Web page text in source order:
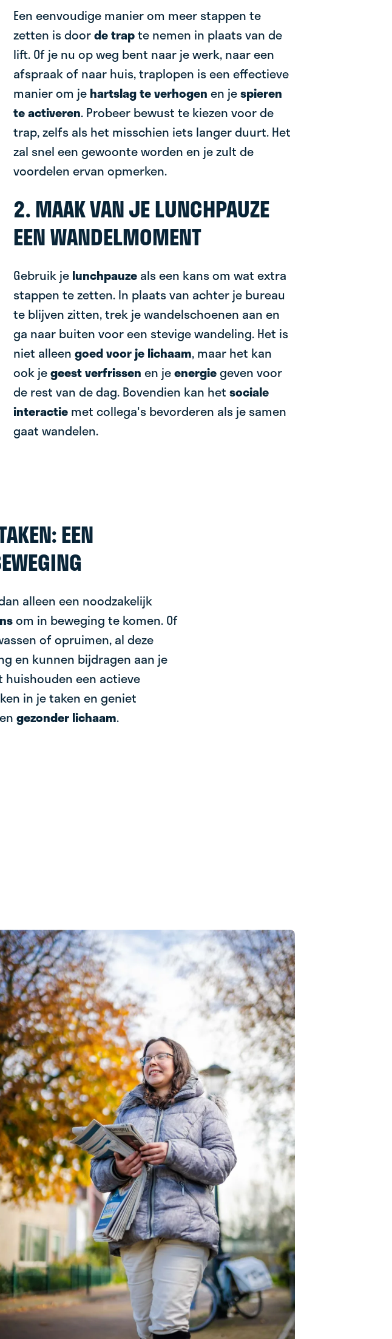
Een eenvoudige manier om meer stappen te
zetten is doorde trapte nemen in plaats van de
lift. Of je nu op weg bent naar je werk, naar een
afspraak of naar huis, traplopen is een effectieve
manier om jehartslag te verhogen en jespieren
te activeren. Probeer bewust te kiezen voor de
trap, zelfs als het misschien iets langer duurt. Het
zal snel een gewoonte worden en je zult de
voordelen ervan opmerken.
2. MAAK VAN JE LUNCHPAUZE
EEN WANDELMOMENT
Gebruik je lunchpauzeals een kans om wat extra
stappen te zetten. In plaats van achter je bureau
te blijven zitten, trek je wandelschoenen aan en
ga naar buiten voor een stevige wandeling. Het is
niet alleen goed voor je lichaam, maar het kan
ook jegeest verfrissen en jeenergiegeven voor
de rest van de dag. Bovendien kan het sociale
interactie met collega's bevorderen als je samen
gaat wandelen.
EEN
alleen een noodzakelijk
om in beweging te komen. Of
of opruimen, al deze
en kunnen bijdragen aan je
huishouden een actieve
in je taken en geniet
gezonder lichaam.